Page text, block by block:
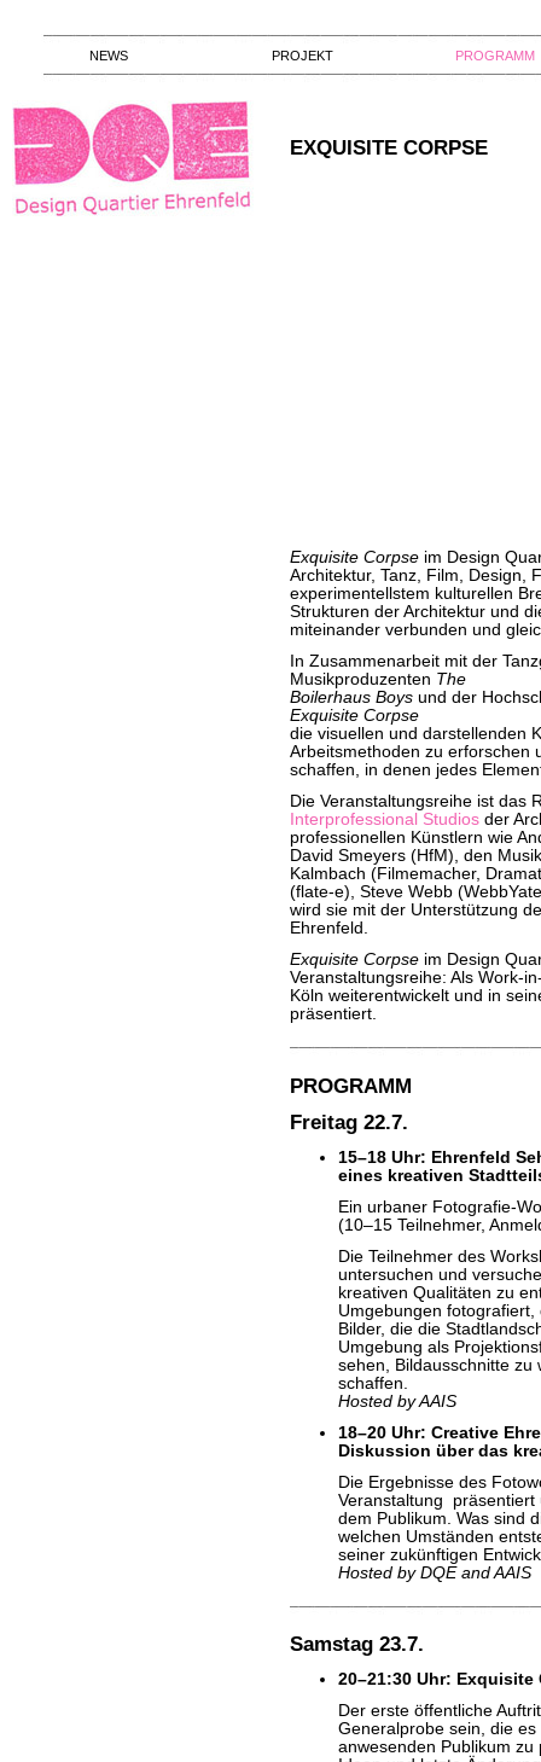
NEWS PROJEKT PROGRAMM
EXQUISITE CORPSE
Exquisite Corpse im Design
Architektur, Tanz, Film, Design,
experimentellstem kulturellen
Strukturen der Architektur und
miteinander verbunden und
In Zusammenarbeit mit der
Musikproduzenten The
Boilerhaus Boys und der
Exquisite Corpse
die visuellen und darstellenden
Arbeitsmethoden zu erforschen
schaffen, in denen jedes
Die Veranstaltungsreihe ist das
Interprofessional Studios der
professionellen Künstlern wie
David Smeyers (HfM), den
Kalmbach (Filmemacher,
(flate-e), Steve Webb
wird sie mit der Unterstützung
Ehrenfeld.
Exquisite Corpse im Design
Veranstaltungsreihe: Als Work-
Köln weiterentwickelt und in
präsentiert.
PROGRAMM
Freitag 22.7.
15–18 Uhr: Ehrenfeld
eines kreativen
Ein urbaner Fotografie-
(10–15 Teilnehmer,
Die Teilnehmer des
untersuchen und
kreativen Qualitäten zu
Umgebungen
Bilder, die die
Umgebung als
sehen, Bildausschnitte zu
schaffen.
Hosted by AAIS
18–20 Uhr: Creative
Diskussion über das
Die Ergebnisse des
Veranstaltung präsentiert
dem Publikum. Was sind
welchen Umständen
seiner zukünftigen
Hosted by DQE and AAIS
Samstag 23.7.
20–21:30 Uhr:
Der erste öffentliche
Generalprobe sein, die
anwesenden Publikum